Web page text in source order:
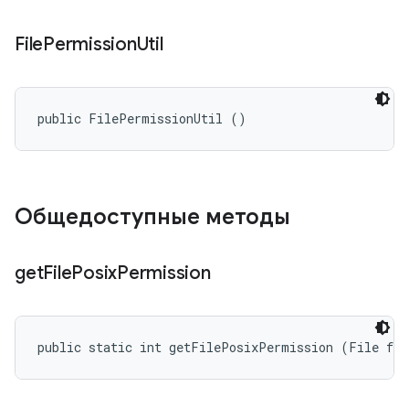
FilePermissionUtil
public FilePermissionUtil ()
Общедоступные методы
getFilePosixPermission
public static int getFilePosixPermission (File